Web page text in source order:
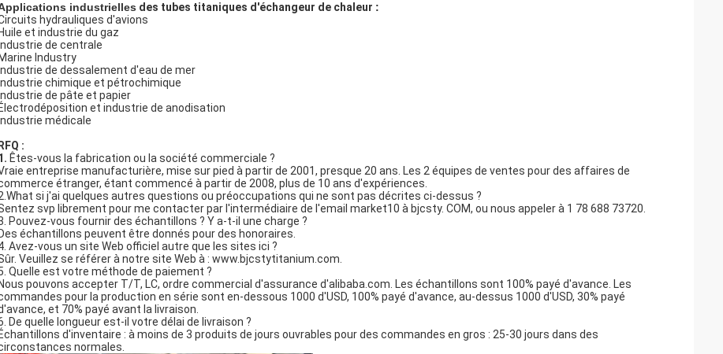
industrielles des tubes titaniques d'échangeur de chaleur :
hydrauliques d'avions
Huile et industrie du gaz
Industrie de centrale
Marine Industry
Industrie de dessalement d'eau de mer
Industrie chimique et pétrochimique
Industrie de pâte et papier
Électrodéposition et industrie de anodisation
Industrie médicale
RFQ :
Êtes-vous la fabrication ou la société commerciale ?
entreprise manufacturière, mise sur pied à partir de 2001, presque 20 ans. Les 2 équipes de ventes pour des affaires de
étranger, étant commencé à partir de 2008, plus de 10 ans d'expériences.
si j'ai quelques autres questions ou préoccupations qui ne sont pas décrites ci-dessus ?
svp librement pour me contacter par l'intermédiaire de l'email market10 à bjcsty. COM, ou nous appeler à 1 78 688 73720.
Pouvez-vous fournir des échantillons ? Y a-t-il une charge ?
Des échantillons peuvent être donnés pour des honoraires.
Avez-vous un site Web officiel autre que les sites ici ?
Veuillez se référer à notre site Web à : www.bjcstytitanium.com
Quelle est votre méthode de paiement ?
Nous pouvons accepter T/T, LC, ordre commercial d'assurance d'alibaba.com. Les échantillons sont 100% payé d'avance. Les
pour la production en série sont en-dessous 1000 d'USD, 100% payé d'avance, au-dessus 1000 d'USD, 30% payé
et 70% payé avant la livraison.
De quelle longueur est-il votre délai de livraison ?
Échantillons d'inventaire : à moins de 3 produits de jours ouvrables pour des commandes en gros : 25-30 jours dans des
normales.